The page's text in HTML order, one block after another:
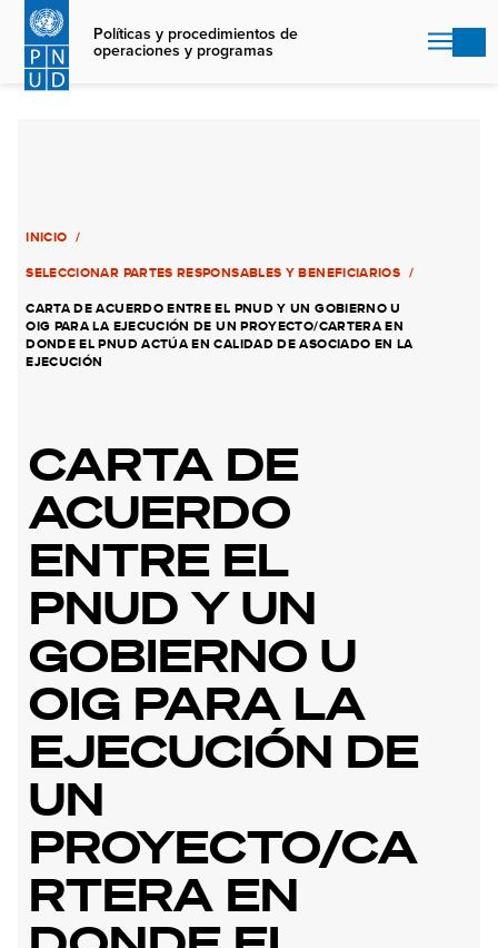
Skip
main
content
Políticas y procedimientos de
operaciones y programas
INICIO
SELECCIONAR PARTES RESPONSABLES Y BENEFICIARIOS
CARTA DE ACUERDO ENTRE EL PNUD Y UN GOBIERNO U
OIG PARA LA EJECUCIÓN DE UN PROYECTO/CARTERA EN
DONDE EL PNUD ACTÚA EN CALIDAD DE ASOCIADO EN LA
EJECUCIÓN
CARTA DE
ACUERDO
ENTRE EL
PNUD Y UN
GOBIERNO U
OIG PARA LA
EJECUCIÓN DE
UN
PROYECTO/CA
RTERA EN